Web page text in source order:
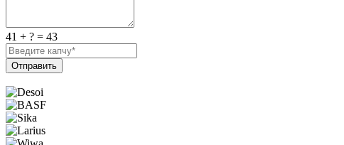
41 + ? = 43
Отправить